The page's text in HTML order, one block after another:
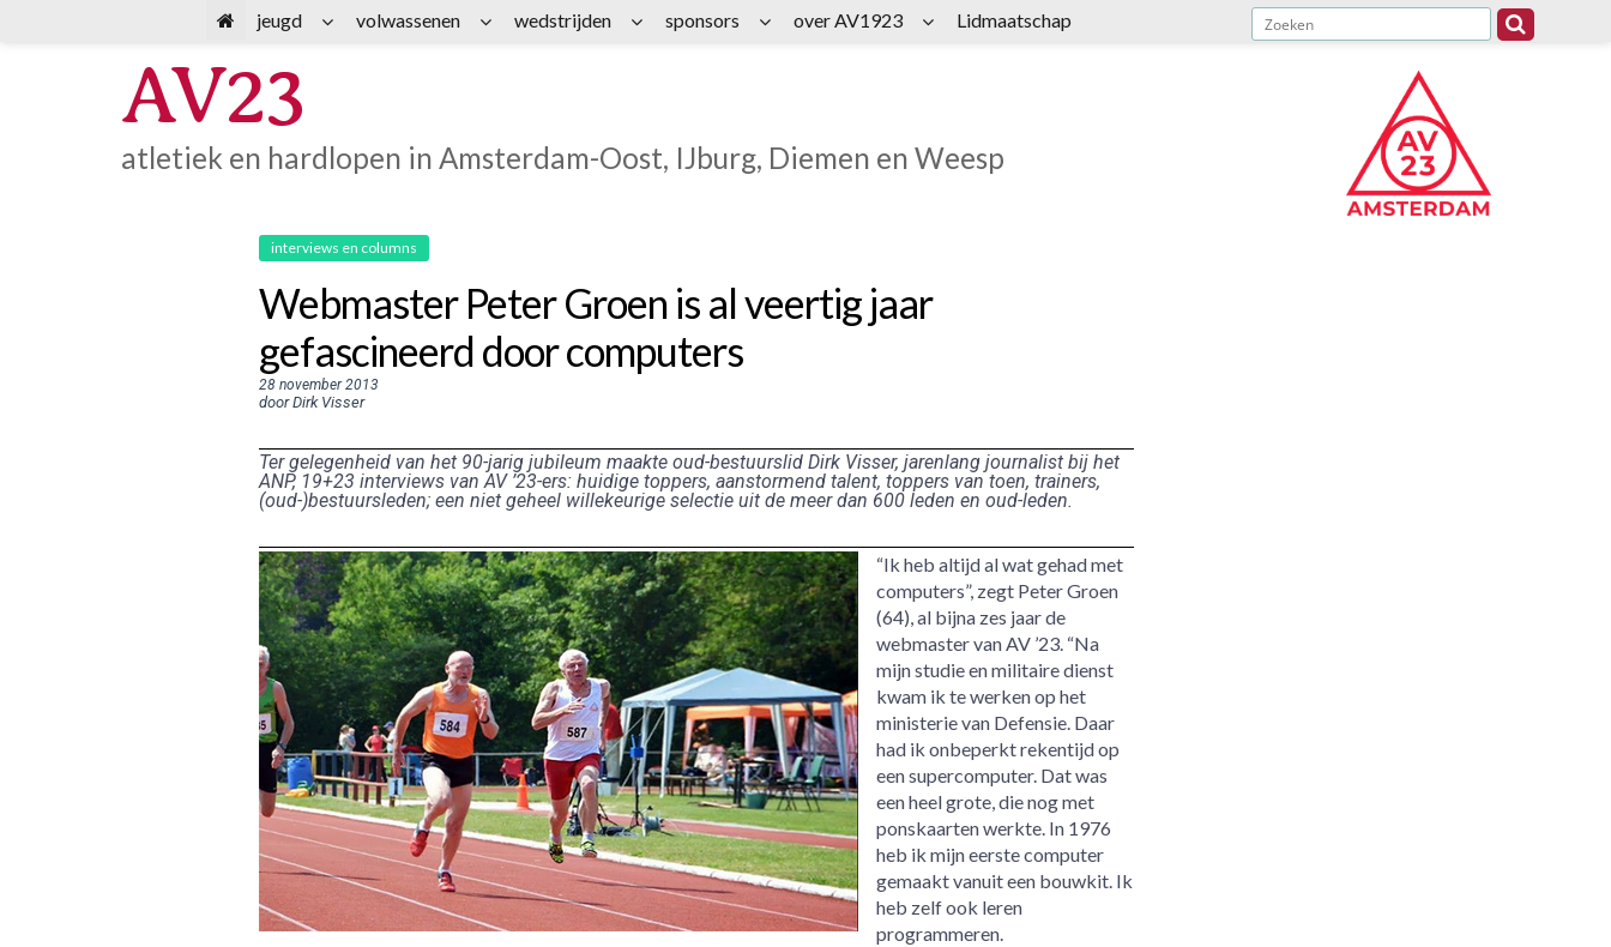
AV23
atletiek en hardlopen in Amsterdam-Oost, IJburg, Diemen en Weesp
interviews en columns
Webmaster Peter Groen is al veertig jaar
gefascineerd door computers
28 november 2013
door Dirk Visser
Ter gelegenheid van het 90-jarig jubileum maakte oud-bestuurslid Dirk Visser, jarenlang journalist bij het
ANP, 19+23 interviews van AV ’23-ers: huidige toppers, aanstormend talent, toppers van toen, trainers,
(oud-)bestuursleden; een niet geheel willekeurige selectie uit de meer dan 600 leden en oud-leden.
“Ik heb altijd al wat gehad met
computers”, zegt Peter Groen
(64), al bijna zes jaar de
webmaster van AV ’23. “Na
mijn studie en militaire dienst
kwam ik te werken op het
ministerie van Defensie. Daar
had ik onbeperkt rekentijd op
een supercomputer. Dat was
een heel grote, die nog met
ponskaarten werkte. In 1976
heb ik mijn eerste computer
gemaakt vanuit een bouwkit. Ik
heb zelf ook leren
programmeren.
jeugd volwassenen wedstrijden sponsors over AV1923 Lidmaatschap